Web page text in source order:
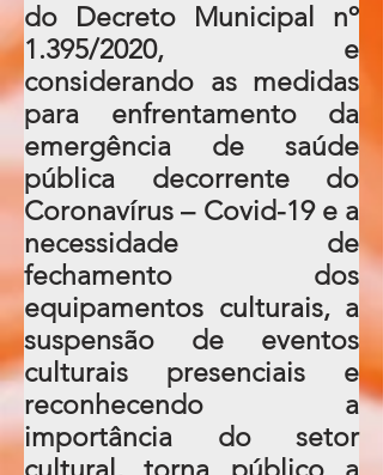
do Decreto Municipal nº
1.395/2020, e
considerando as medidas
para enfrentamento da
emergência de saúde
pública decorrente do
Coronavírus – Covid-19 e a
necessidade de
fechamento dos
equipamentos culturais, a
suspensão de eventos
culturais presenciais e
reconhecendo a
importância do setor